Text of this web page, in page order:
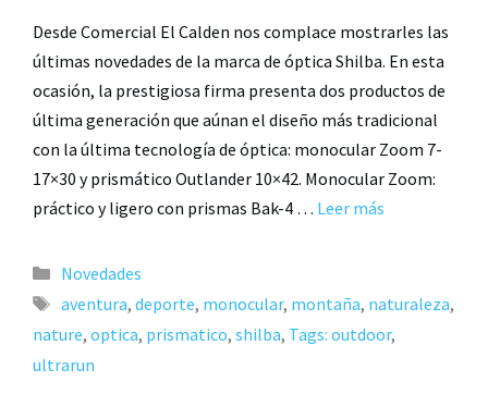
Desde Comercial El Calden nos complace mostrarles las
últimas novedades de la marca de óptica Shilba. En esta
ocasión, la prestigiosa firma presenta dos productos de
última generación que aúnan el diseño más tradicional
con la última tecnología de óptica: monocular Zoom 7-
17×30 y prismático Outlander 10×42. Monocular Zoom:
práctico y ligero con prismas Bak-4 … Leer más
Novedades
aventura, deporte, monocular, montaña, naturaleza,
nature, optica, prismatico, shilba, Tags: outdoor,
ultrarun